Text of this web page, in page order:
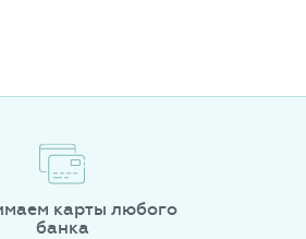
карты любого
банка